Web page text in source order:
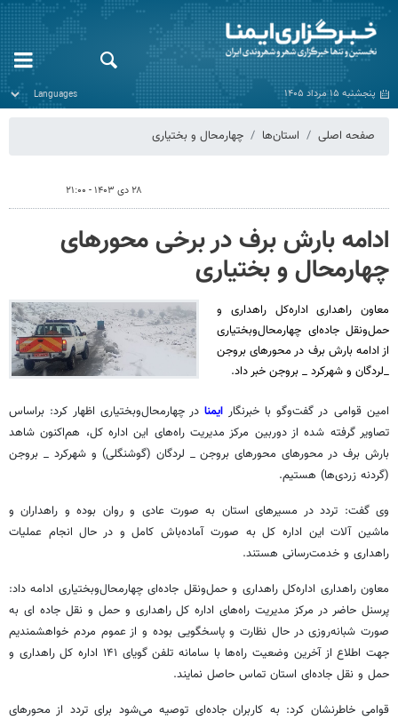
پنجشنبه ۱۵ مرداد ۱۴۰۵
صفحه اصلی استان‌ها چهارمحال و بختیاری
۲۸ دی ۱۴۰۳ - ۲۱:۰۰
ادامه بارش برف در برخی محورهای
چهارمحال و بختیاری
معاون راهداری اداره‌کل راهداری و
حمل‌ونقل جاده‌ای چهارمحال‌وبختیاری
از ادامه بارش برف در محورهای بروجن
_لردگان و شهرکرد _ بروجن خبر داد.
امین قوامی در گفت‌وگو با خبرنگار ایمنادر چهارمحال‌وبختیاری اظهار کرد: براساس
تصاویر گرفته شده از دوربین مرکز مدیریت راه‌های این اداره کل، هم‌اکنون شاهد
بارش برف در محورهای محورهای بروجن _ لردگان (گوشنگلی) و شهرکرد _ بروجن
(گردنه زردی‌ها) هستیم.
وی گفت: تردد در مسیرهای استان به صورت عادی و روان بوده و راهداران و
ماشین آلات این اداره کل به صورت آماده‌باش کامل و در حال انجام عملیات
راهداری و خدمت‌رسانی هستند.
معاون راهداری اداره‌کل راهداری و حمل‌ونقل جاده‌ای چهارمحال‌وبختیاری ادامه داد:
پرسنل حاضر در مرکز مدیریت راه‌های اداره کل راهداری و حمل و نقل جاده ای به
صورت شبانه‌روزی در حال نظارت و پاسخگویی بوده و از عموم مردم خواهشمندیم
جهت اطلاع از آخرین وضعیت راه‌ها با سامانه تلفن گویای ۱۴۱ اداره کل راهداری و
حمل و نقل جاده‌ای استان تماس حاصل نمایند.
قوامی خاطرنشان کرد: به کاربران جاده‌ای توصیه می‌شود برای تردد از محورهای